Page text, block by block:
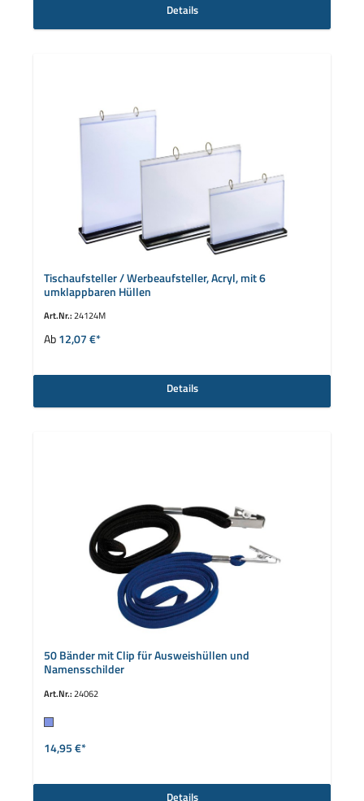
Details
Tischaufsteller / Werbeaufsteller, Acryl, mit 6
umklappbaren Hüllen
Art.Nr.:24124M
Ab12,07 €*
Details
50 Bänder mit Clip für Ausweishüllen und
Namensschilder
Art.Nr.:24062
Farbe
14,95 €*
Details